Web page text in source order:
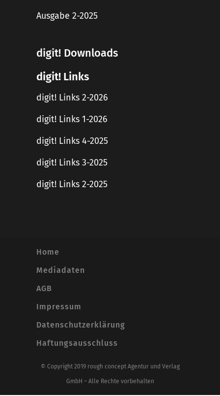
Ausgabe 2-2025
digit! Downloads
digit! Links
digit! Links 2-2026
digit! Links 1-2026
digit! Links 4-2025
digit! Links 3-2025
digit! Links 2-2025
Home
Mediadaten
AGB
Impressum
Datenschutzerklärung
Haftungsausschluss
© Copyright 2019 rough concept Agentur und Verlag
GmbH – Alle Rechte vorbehalten